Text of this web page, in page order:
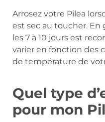
Arrosez votre Pilea
est sec au toucher. En
les 7 à 10 jours est
varier en fonction des
de température de
Quel type
pour mon